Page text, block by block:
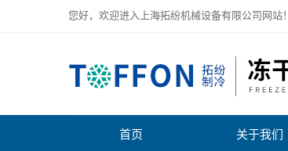
您好，欢迎进入上海拓纷机械设备有限公司网站！
首页 关于我们